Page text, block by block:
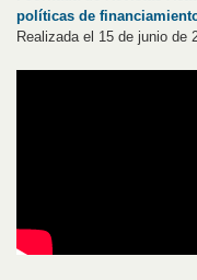
políticas de
Realizada el 15 de junio de